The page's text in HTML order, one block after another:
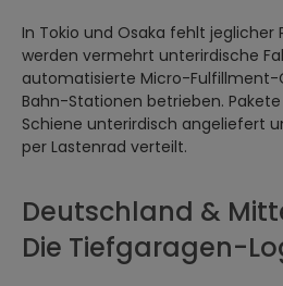
In Tokio und Osaka fehlt jeglicher
werden vermehrt unterirdische
automatisierte Micro-
Bahn-Stationen betrieben.
Schiene unterirdisch angeliefert
per Lastenrad verteilt.
Deutschland &
Die Tiefgaragen-